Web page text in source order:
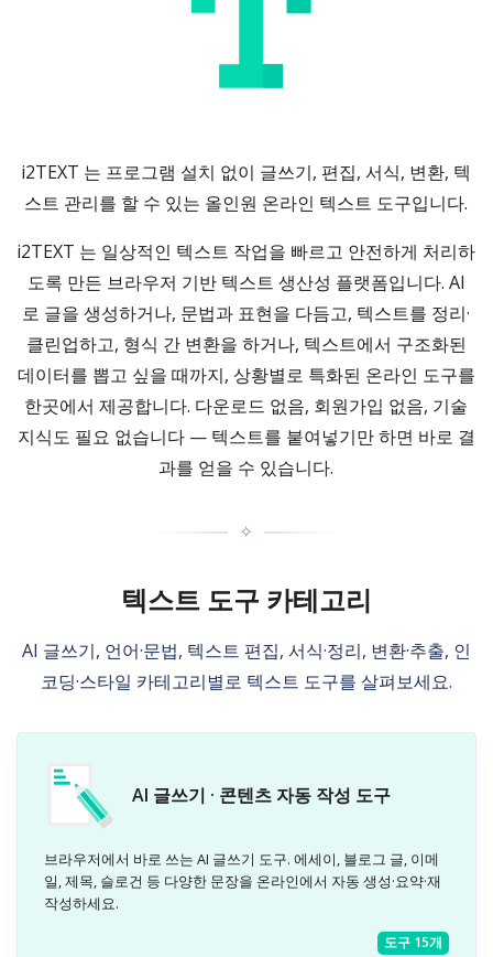
i2TEXT 는 프로그램 설치 없이 글쓰기, 편집, 서식, 변환, 텍
스트 관리를 할 수 있는 올인원 온라인 텍스트 도구입니다.
i2TEXT 는 일상적인 텍스트 작업을 빠르고 안전하게 처리하
도록 만든 브라우저 기반 텍스트 생산성 플랫폼입니다. AI
로 글을 생성하거나, 문법과 표현을 다듬고, 텍스트를 정리·
클린업하고, 형식 간 변환을 하거나, 텍스트에서 구조화된
데이터를 뽑고 싶을 때까지, 상황별로 특화된 온라인 도구를
한곳에서 제공합니다. 다운로드 없음, 회원가입 없음, 기술
지식도 필요 없습니다 — 텍스트를 붙여넣기만 하면 바로 결
과를 얻을 수 있습니다.
✧
텍스트 도구 카테고리
AI 글쓰기, 언어·문법, 텍스트 편집, 서식·정리, 변환·추출, 인
코딩·스타일 카테고리별로 텍스트 도구를 살펴보세요.
AI 글쓰기 · 콘텐츠 자동 작성 도구
브라우저에서 바로 쓰는 AI 글쓰기 도구. 에세이, 블로그 글, 이메
일, 제목, 슬로건 등 다양한 문장을 온라인에서 자동 생성·요약·재
작성하세요.
도구 15개